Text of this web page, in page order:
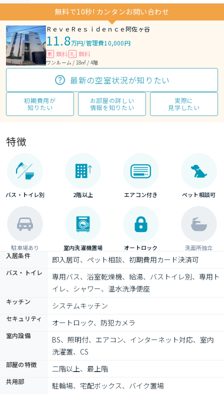
無料で10秒! カンタンお問い合わせ
ＲｅｖｅＲｅｓｉｄｅｎｃｅ阿佐ヶ谷
11.8万円/管理費10,000円
敷 無料 礼 無料
ワンルーム / 18㎡ / 4階
最新の空室状況が知りたい
初期費用が
知りたい
お部屋の詳しい
情報を知りたい
実際に
見学したい
特徴
バス・トイレ別 2階以上 エアコン付き ペット相談可
駐車場あり 室内洗濯機置場 オートロック 洗面所独立
入居条件 即入居可、ペット相談、初期費用カード決済可
バス・トイレ
専用バス、浴室乾燥機、給湯、バストイレ別、専用ト
イレ、シャワー、温水洗浄便座
キッチン システムキッチン
セキュリティ オートロック、防犯カメラ
室内設備
BS、照明付、エアコン、インターネット対応、室内
洗濯置、CS
部屋の特徴 二階以上、最上階
共用部 駐輪場、宅配ボックス、バイク置場